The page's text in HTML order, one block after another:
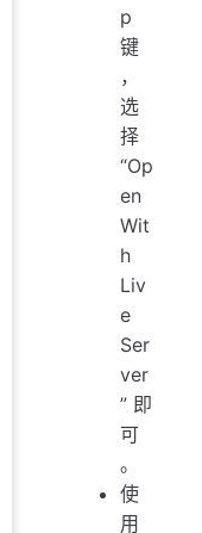
p
键
，
选
择
“Op
en
Wit
h
Liv
e
Ser
ver
” 即
可
。
使
用